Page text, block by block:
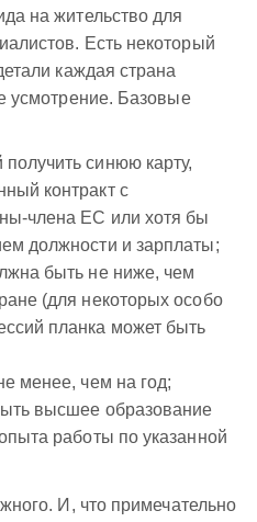
на жительство для
Есть некоторый
каждая страна
усмотрение. Базовые
синюю карту,
контракт с
члена ЕС или хотя бы
должности и зарплаты;
быть не ниже, чем
(для некоторых особо
планка может быть
менее, чем на год;
высшее образование
работы по указанной
И, что примечательно